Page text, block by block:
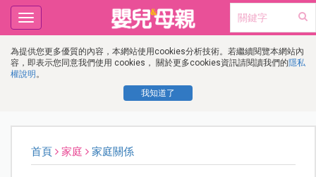
為提供您更多優質的內容，本網站使用cookies分析技術。若繼續閱覽本網站內
容，即表示您同意我們使用 cookies， 關於更多cookies資訊請閱讀我們的隱私
權說明 。
我知道了
Toggle
navigation
首頁 家庭 家庭關係